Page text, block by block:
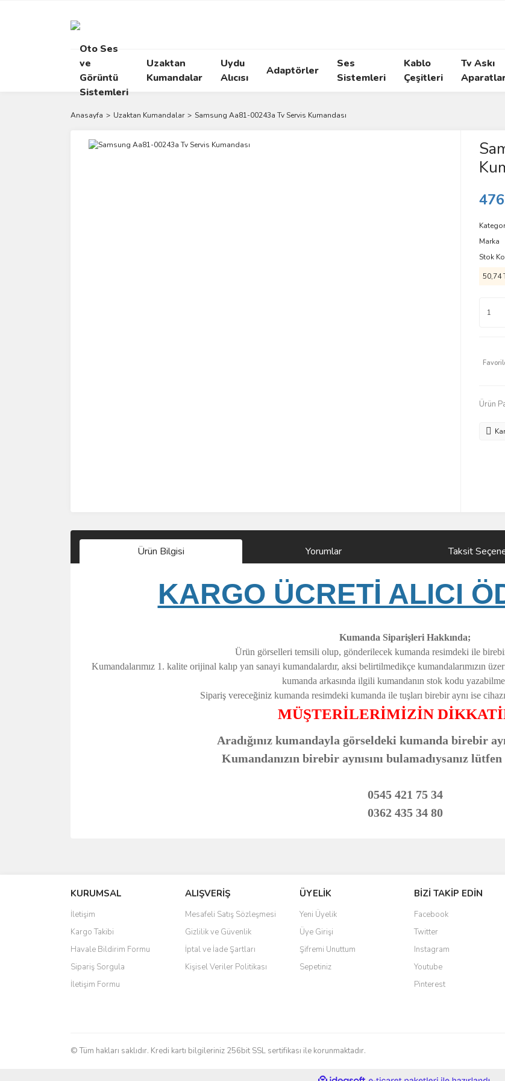
Oto Ses
ve
Görüntü
Sistemleri
Uzaktan
Kumandalar
Uydu
Alıcısı
Adaptörler
Ses
Sistemleri
Kablo
Çeşitleri
Tv Askı
Anasayfa Uzaktan Kumandalar Samsung Aa81-00243a Tv Servis Kumandası
Marka
Stok
50,74
Ürün
Ürün Bilgisi Yorumlar Taksit
KARGO ÜCRETİ ALICI
Kumanda Siparişleri Hakkında;
Ürün görselleri temsili olup, gönderilecek kumanda resimdeki ile
Kumandalarımız 1. kalite orijinal kalıp yan sanayi kumandalardır, aksi belirtilmedikçe kumandalarımızın
kumanda arkasında ilgili kumandanın stok kodu
Sipariş vereceğiniz kumanda resimdeki kumanda ile tuşları birebir aynı ise
MÜŞTERİLERİMİZİN
Aradığınız kumandayla görseldeki kumanda birebir
Kumandanızın birebir aynısını bulamadıysanız
0545 421 75 34
0362 435 34 80
Ürün resmi kalitesiz, bozuk veya görüntülenemiyor.
Ürün açıklamasında eksik bilgiler bulunuyor.
Ürün bilgilerinde hatalar bulunuyor.
Ürün fiyatı diğer sitelerden daha pahalı.
Bu ürüne benzer farklı alternatifler olmalı.
KURUMSAL
İletişim
Kargo Takibi
Havale Bildirim Formu
Sipariş Sorgula
İletişim Formu
ALIŞVERİŞ
Mesafeli Satış Sözleşmesi
Gizlilik ve Güvenlik
İptal ve İade Şartları
Kişisel Veriler Politikası
ÜYELİK
Yeni Üyelik
Üye Girişi
Şifremi Unuttum
Sepetiniz
BİZİ TAKİP EDİN
Facebook
Twitter
Instagram
Youtube
Pinterest
© Tüm hakları saklıdır. Kredi kartı bilgileriniz 256bit SSL sertifikası ile korunmaktadır.